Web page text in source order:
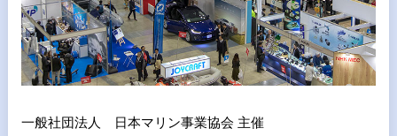
一般社団法人 日本マリン事業協会 主催